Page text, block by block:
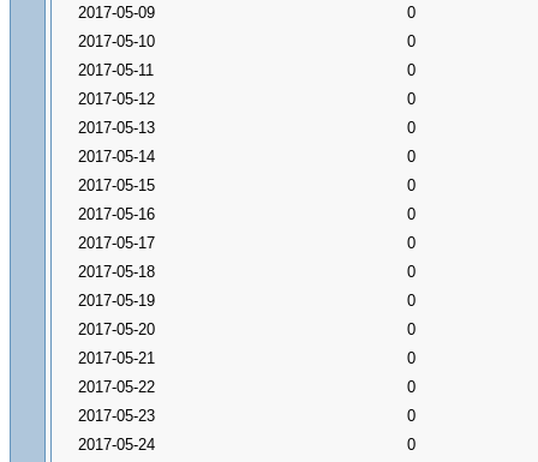
2017-05-09
0
2017-05-10
0
2017-05-11
0
2017-05-12
0
2017-05-13
0
2017-05-14
0
2017-05-15
0
2017-05-16
0
2017-05-17
0
2017-05-18
0
2017-05-19
0
2017-05-20
0
2017-05-21
0
2017-05-22
0
2017-05-23
0
2017-05-24
0